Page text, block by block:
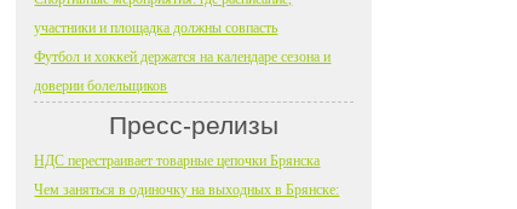
участники и площадка должны совпасть
Футбол и хоккей держатся на календаре сезона и
доверии болельщиков
Пресс-релизы
НДС перестраивает товарные цепочки Брянска
Чем заняться в одиночку на выходных в Брянске: